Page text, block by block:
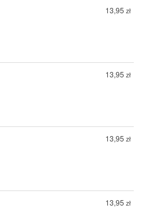
13,95 zł
13,95 zł
13,95 zł
13,95 zł